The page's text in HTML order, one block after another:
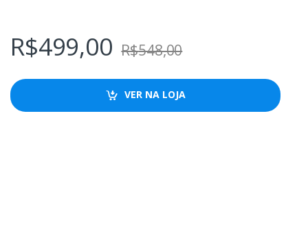
R$499,00 R$548,00
VER NA LOJA